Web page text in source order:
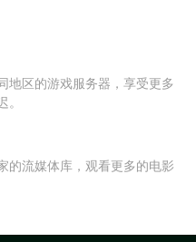
地区的游戏服务器，享受更多
的流媒体库，观看更多的电影